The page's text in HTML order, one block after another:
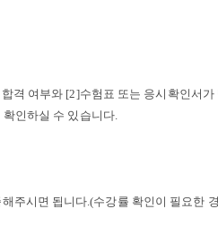
격 여부와 [2]수험표 또는 응시확인서
인하실 수 있습니다.
주시면 됩니다.(수강률 확인이 필요한